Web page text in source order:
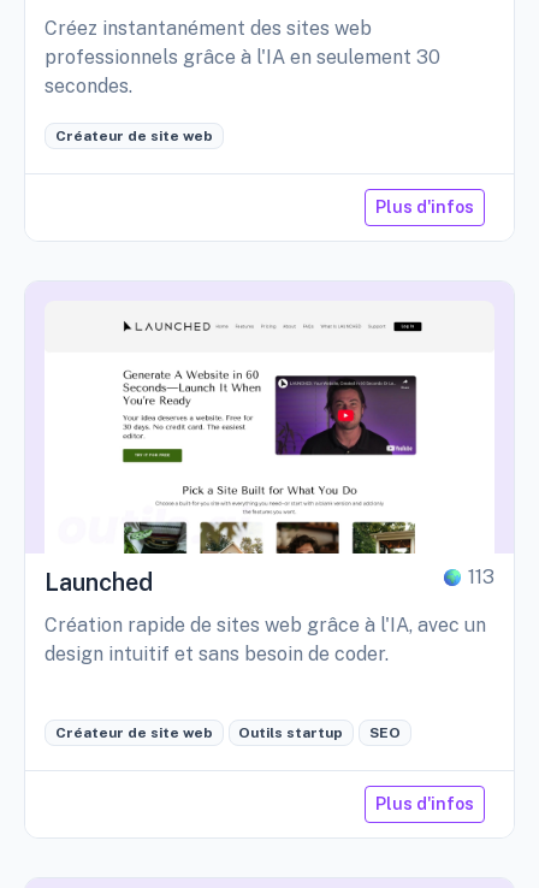
Créez instantanément des sites web
professionnels grâce à l'IA en seulement 30
secondes.
Créateur de site web
Plus d'infos
Launched 113
Création rapide de sites web grâce à l'IA, avec un
design intuitif et sans besoin de coder.
Créateur de site web Outils startup SEO
Plus d'infos